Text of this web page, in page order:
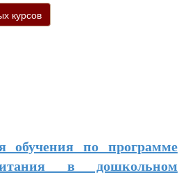
курсов
обучения по программе
в дошкольном